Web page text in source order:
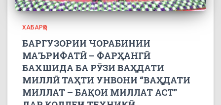
ХАБАРҲО
БАРГУЗОРИИ ЧОРАБИНИИ
МАЪРИФАТӢ – ФАРҲАНГӢ
БАХШИДА БА РӮЗИ ВАҲДАТИ
МИЛЛӢ ТАҲТИ УНВОНИ “ВАҲДАТИ
МИЛЛАТ – БАҚОИ МИЛЛАТ АСТ”